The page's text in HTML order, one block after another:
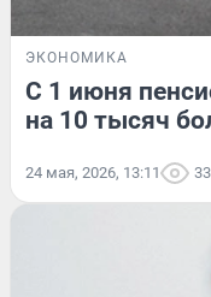
ЭКОНОМИКА
С 1 июня
на 10 тысяч
24 мая, 2026, 13:11